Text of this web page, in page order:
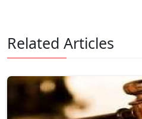
Related Articles